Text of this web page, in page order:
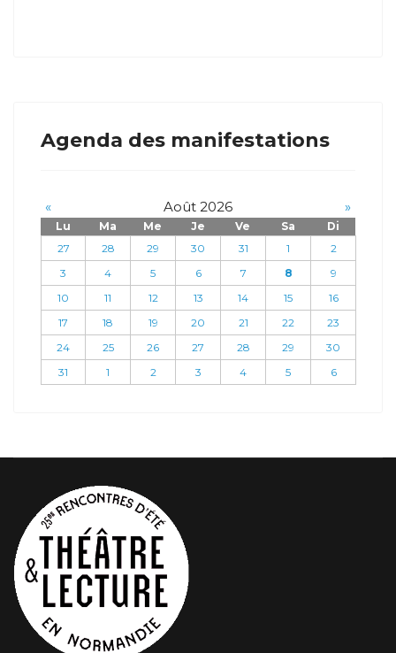
Agenda des manifestations
« Août 2026 »
Lu Ma Me Je Ve Sa
Di
27
28 29 30 31 1
2
3
4 5 6 7 8
9
10
11 12 13 14 15
16
17
18 19 20 21 22
23
24
25 26 27 28 29
30
31
1 2 3 4 5 6